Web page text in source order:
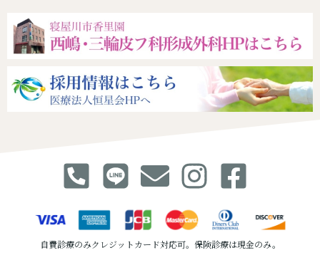
自費診療のみクレジットカード対応可。保険診療は現金のみ。